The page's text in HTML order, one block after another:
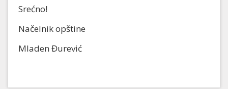
Srećno!
Načelnik opštine
Mladen Đurević